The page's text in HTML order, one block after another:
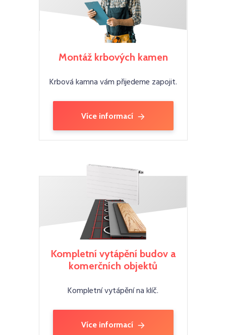
Montáž krbových kamen
Krbová kamna vám přijedeme zapojit.
Více informací
Kompletní vytápění budov a
komerčních objektů
Kompletní vytápění na klíč.
Více informací